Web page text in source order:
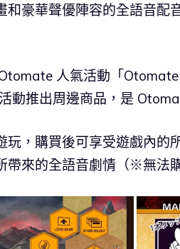
和豪華聲優陣容的全語音配
人氣活動「
動推出周邊商品，是
玩，購買後可享受遊戲內的
帶來的全語音劇情（※無法